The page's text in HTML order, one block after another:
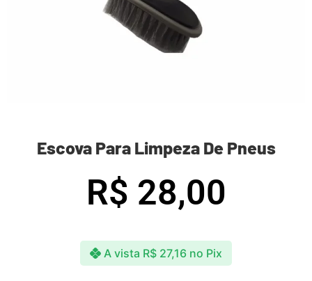
Escova Para Limpeza De Pneus
R$ 28,00
A vista R$ 27,16 no Pix